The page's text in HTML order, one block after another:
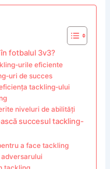
fotbalul 3v3?
urile eficiente
uri de succes
tackling-ului
niveluri de abilități
succesul tackling-
a face tackling